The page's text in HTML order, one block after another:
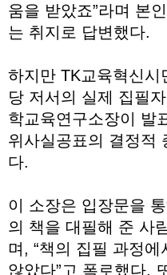
움을 받았죠”라며 본
는 취지로 답변했다.
하지만 TK교육혁신시
당 저서의 실제 집필
학교육연구소장이 발
위사실공표의 결정적
다.
이 소장은 입장문을
의 책을 대필해 준 사
며, “책의 집필 과정
않았다”고 폭로했다.